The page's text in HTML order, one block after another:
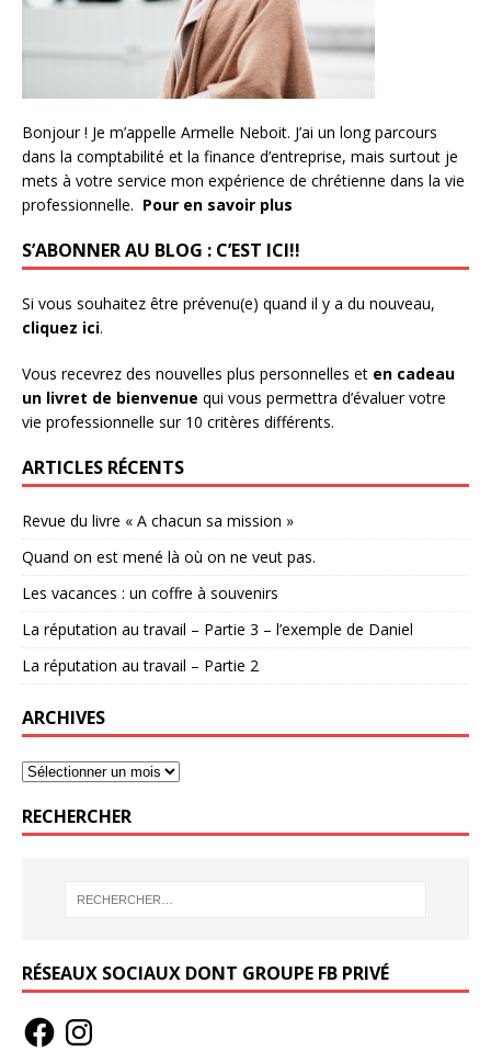
Bonjour ! Je m’appelle Armelle Neboit. J’ai un long parcours
dans la comptabilité et la finance d’entreprise, mais surtout je
mets à votre service mon expérience de chrétienne dans la vie
professionnelle. Pour en savoir plus
S’ABONNER AU BLOG : C’EST ICI!!
Si vous souhaitez être prévenu(e) quand il y a du nouveau,
cliquez ici.
Vous recevrez des nouvelles plus personnelles et en cadeau
un livret de bienvenue qui vous permettra d’évaluer votre
vie professionnelle sur 10 critères différents.
ARTICLES RÉCENTS
Revue du livre « A chacun sa mission »
Quand on est mené là où on ne veut pas.
Les vacances : un coffre à souvenirs
La réputation au travail – Partie 3 – l’exemple de Daniel
La réputation au travail – Partie 2
ARCHIVES
RECHERCHER
RÉSEAUX SOCIAUX DONT GROUPE FB PRIVÉ